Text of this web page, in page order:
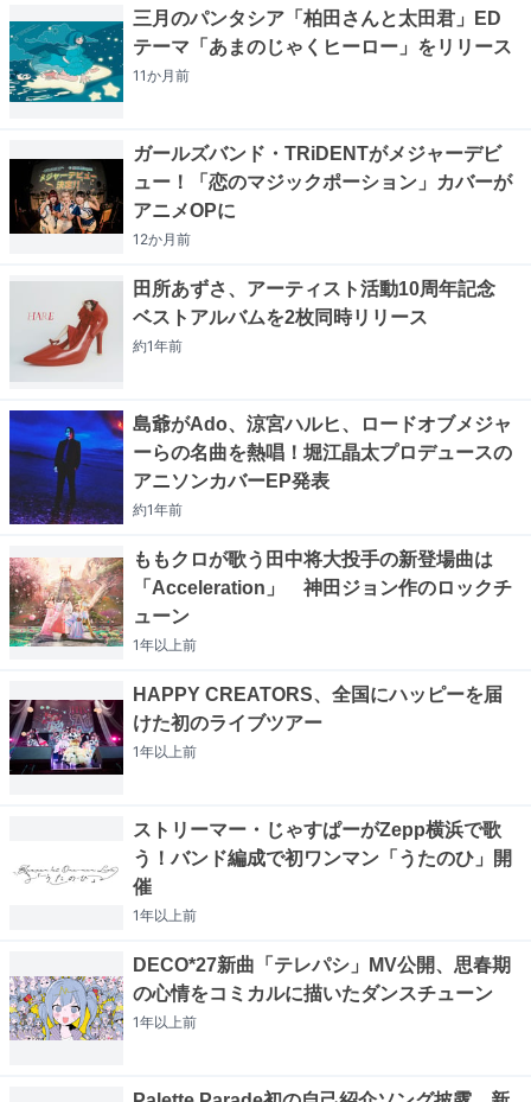
三月のパンタシア「柏田さんと太田君」ED
テーマ「あまのじゃくヒーロー」をリリース
11か月前
ガールズバンド・TRiDENTがメジャーデビ
ュー！「恋のマジックポーション」カバーが
アニメOPに
12か月前
田所あずさ、アーティスト活動10周年記念
ベストアルバムを2枚同時リリース
約1年前
島爺がAdo、涼宮ハルヒ、ロードオブメジャ
ーらの名曲を熱唱！堀江晶太プロデュースの
アニソンカバーEP発表
約1年前
ももクロが歌う田中将大投手の新登場曲は
「Acceleration」 神田ジョン作のロックチ
ューン
1年以上前
HAPPY CREATORS、全国にハッピーを届
けた初のライブツアー
1年以上前
ストリーマー・じゃすぱーがZepp横浜で歌
う！バンド編成で初ワンマン「うたのひ」開
催
1年以上前
DECO*27新曲「テレパシ」MV公開、思春期
の心情をコミカルに描いたダンスチューン
1年以上前